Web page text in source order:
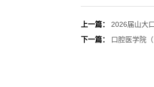
上一篇：
2026届山大
下一篇：
口腔医学院